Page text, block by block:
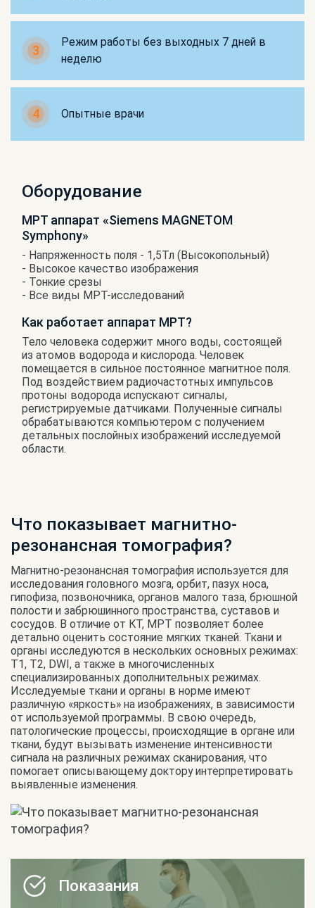
3
Режим работы без выходных 7 дней в
неделю
4 Опытные врачи
Оборудование
МРТ аппарат «Siemens MAGNETOM
Symphony»
- Напряженность поля - 1,5Тл (Высокопольный)
- Высокое качество изображения
- Тонкие срезы
- Все виды МРТ-исследований
Как работает аппарат МРТ?
Тело человека содержит много воды, состоящей
из атомов водорода и кислорода. Человек
помещается в сильное постоянное магнитное поля.
Под воздействием радиочастотных импульсов
протоны водорода испускают сигналы,
регистрируемые датчиками. Полученные сигналы
обрабатываются компьютером с получением
детальных послойных изображений исследуемой
области.
Что показывает магнитно-
резонансная томография?
Магнитно-резонансная томография используется для
исследования головного мозга, орбит, пазух носа,
гипофиза, позвоночника, органов малого таза, брюшной
полости и забрюшинного пространства, суставов и
сосудов. В отличие от КТ, МРТ позволяет более
детально оценить состояние мягких тканей. Ткани и
органы исследуются в нескольких основных режимах:
Т1, Т2, DWI, а также в многочисленных
специализированных дополнительных режимах.
Исследуемые ткани и органы в норме имеют
различную «яркость» на изображениях, в зависимости
от используемой программы. В свою очередь,
патологические процессы, происходящие в органе или
ткани, будут вызывать изменение интенсивности
сигнала на различных режимах сканирования, что
помогает описывающему доктору интерпретировать
выявленные изменения.
Показания